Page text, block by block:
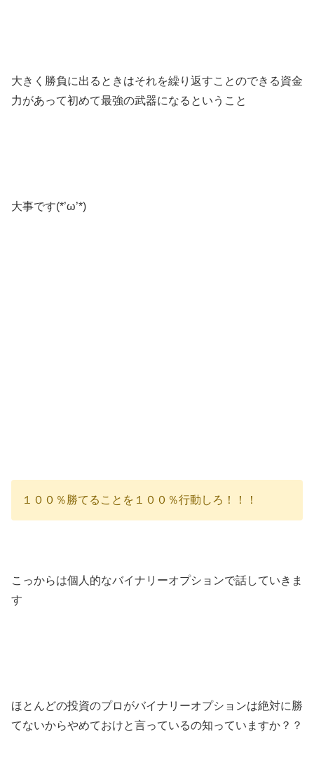
大きく勝負に出るときはそれを繰り返すことのできる資金
力があって初めて最強の武器になるということ
大事です(*’ω’*)
１００％勝てることを１００％行動しろ！！！
こっからは個人的なバイナリーオプションで話していきま
す
ほとんどの投資のプロがバイナリーオプションは絶対に勝
てないからやめておけと言っているの知っていますか？？